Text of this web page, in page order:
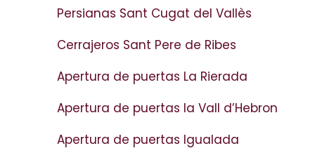
Persianas Sant Cugat del Vallès
Cerrajeros Sant Pere de Ribes
Apertura de puertas La Rierada
Apertura de puertas la Vall d’Hebron
Apertura de puertas Igualada